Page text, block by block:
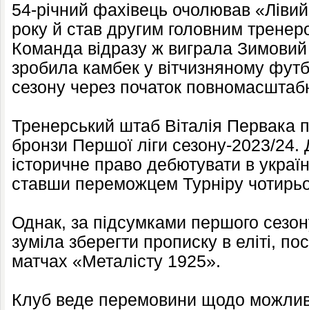
54-річний фахівець очолював
року й став другим головним
Команда відразу ж виграла
зробила камбек у вітчизняному
сезону через початок
Тренерський штаб Віталія Первака
бронзи Першої ліги сезону-2023/24.
історичне право дебютувати в
ставши переможцем Турніру
Однак, за підсумками першого
зуміла зберегти прописку в еліті,
матчах «Металісту 1925».
Клуб веде перемовини щодо